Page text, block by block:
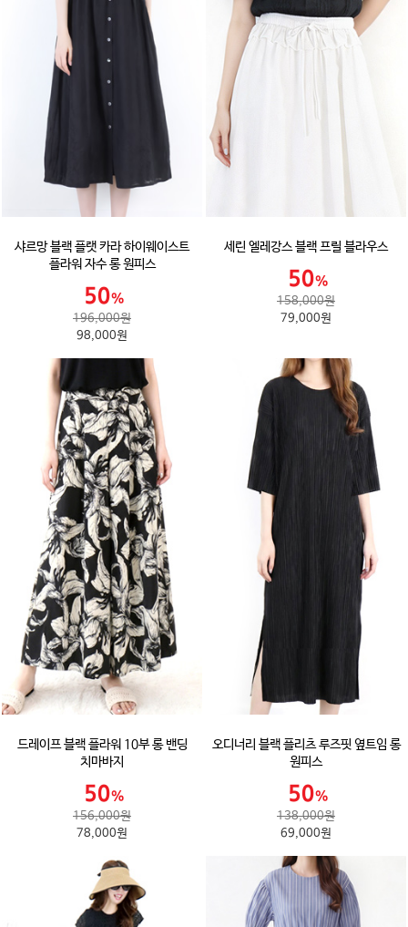
샤르망 블랙 플랫 카라 하이웨이스트
플라워 자수 롱 원피스
196,000원
98,000원
세린 엘레강스 블랙 프릴 블라우스
158,000원
79,000원
드레이프 블랙 플라워 10부 롱 밴딩
치마바지
156,000원
78,000원
오디너리 블랙 플리츠 루즈핏 옆트임 롱
원피스
138,000원
69,000원